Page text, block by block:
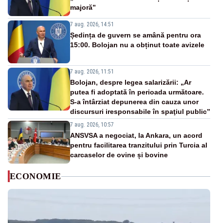
majoră”
7 aug. 2026, 14:51
Ședința de guvern se amână pentru ora
15:00. Bolojan nu a obținut toate avizele
7 aug. 2026, 11:51
Bolojan, despre legea salarizării: „Ar
putea fi adoptată în perioada următoare.
S-a întârziat depunerea din cauza unor
discursuri iresponsabile în spaţiul public”
7 aug. 2026, 10:57
ANSVSA a negociat, la Ankara, un acord
pentru facilitarea tranzitului prin Turcia al
carcaselor de ovine și bovine
ECONOMIE